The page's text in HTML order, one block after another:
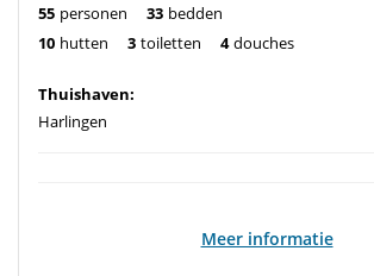
55 personen 33 bedden
10 hutten 3 toiletten 4 douches
Thuishaven:
Harlingen
Meer informatie